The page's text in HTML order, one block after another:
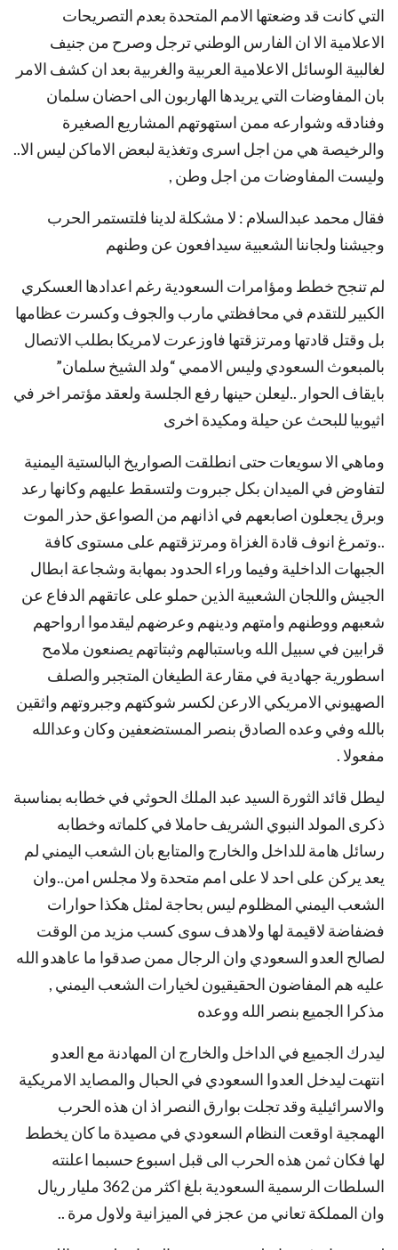
التي كانت قد وضعتها الامم المتحدة بعدم التصريحات
الاعلامية الا ان الفارس الوطني ترجل وصرح من جنيف
لغالبية الوسائل الاعلامية العربية والغربية بعد ان كشف الامر
بان المفاوضات التي يريدها الهاربون الى احضان سلمان
وفنادقه وشوارعه ممن استهوتهم المشاريع الصغيرة
والرخيصة هي من اجل اسرى وتغذية لبعض الاماكن ليس الا..
وليست المفاوضات من اجل وطن ,
فقال محمد عبدالسلام : لا مشكلة لدينا فلتستمر الحرب
وجيشنا ولجاننا الشعبية سيدافعون عن وطنهم
لم تنجح خطط ومؤامرات السعودية رغم اعدادها العسكري
الكبير للتقدم في محافظتي مارب والجوف وكسرت عظامها
بل وقتل قادتها ومرتزقتها فاوزعرت لامريكا بطلب الاتصال
بالمبعوث السعودي وليس الاممي “ولد الشيخ سلمان”
بايقاف الحوار ..ليعلن حينها رفع الجلسة ولعقد مؤتمر اخر في
اثيوبيا للبحث عن حيلة ومكيدة اخرى
وماهي الا سويعات حتى انطلقت الصواريخ البالستية اليمنية
لتفاوض في الميدان بكل جبروت ولتسقط عليهم وكانها رعد
وبرق يجعلون اصابعهم في اذانهم من الصواعق حذر الموت
..وتمرغ انوف قادة الغزاة ومرتزقتهم على مستوى كافة
الجبهات الداخلية وفيما وراء الحدود بمهابة وشجاعة ابطال
الجيش واللجان الشعبية الذين حملو على عاتقهم الدفاع عن
شعبهم ووطنهم وامتهم ودينهم وعرضهم ليقدموا ارواحهم
قرابين في سبيل الله وباستبالهم وثبتاتهم يصنعون ملامح
اسطورية جهادية في مقارعة الطيغان المتجبر والصلف
الصهيوني الامريكي الارعن لكسر شوكتهم وجبروتهم واثقين
بالله وفي وعده الصادق بنصر المستضعفين وكان وعدالله
مفعولا .
ليطل قائد الثورة السيد عبد الملك الحوثي في خطابه بمناسبة
ذكرى المولد النبوي الشريف حاملا في كلماته وخطابه
رسائل هامة للداخل والخارج والمتابع بان الشعب اليمني لم
يعد يركن على احد لا على امم متحدة ولا مجلس امن..وان
الشعب اليمني المظلوم ليس بحاجة لمثل هكذا حوارات
فضفاضة لاقيمة لها ولاهدف سوى كسب مزيد من الوقت
لصالح العدو السعودي وان الرجال ممن صدقوا ما عاهدو الله
عليه هم المفاضون الحقيقيون لخيارات الشعب اليمني ,
مذكرا الجميع بنصر الله ووعده
ليدرك الجميع في الداخل والخارج ان المهادنة مع العدو
انتهت ليدخل العدوا السعودي في الحبال والمصايد الامريكية
والاسرائيلية وقد تجلت بوارق النصر اذ ان هذه الحرب
الهمجية اوقعت النظام السعودي في مصيدة ما كان يخطط
لها فكان ثمن هذه الحرب الى قبل اسبوع حسبما اعلنته
السلطات الرسمية السعودية بلغ اكثر من 362 مليار ريال
وان المملكة تعاني من عجز في الميزانية ولاول مرة ..